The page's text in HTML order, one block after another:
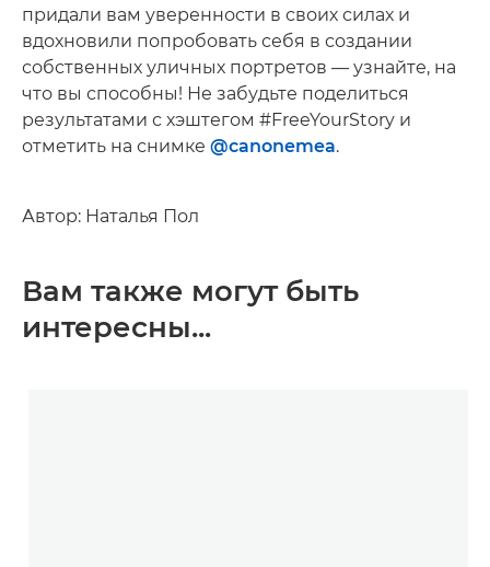
придали вам уверенности в своих силах и
вдохновили попробовать себя в создании
собственных уличных портретов — узнайте, на
что вы способны! Не забудьте поделиться
результатами с хэштегом #FreeYourStory и
отметить на снимке @canonemea.
Автор: Наталья Пол
Вам также могут быть
интересны...